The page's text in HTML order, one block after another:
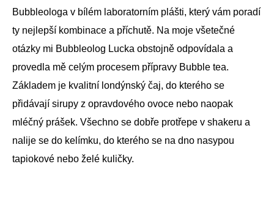
Bubbleologa v bílém laboratorním plášti, který vám poradí
ty nejlepší kombinace a příchutě. Na moje všetečné
otázky mi Bubbleolog Lucka obstojně odpovídala a
provedla mě celým procesem přípravy Bubble tea.
Základem je kvalitní londýnský čaj, do kterého se
přidávají sirupy z opravdového ovoce nebo naopak
mléčný prášek. Všechno se dobře protřepe v shakeru a
nalije se do kelímku, do kterého se na dno nasypou
tapiokové nebo želé kuličky.